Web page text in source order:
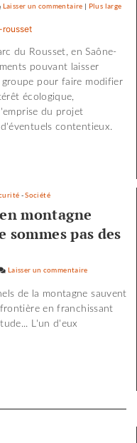
Laisser un commentaire on
et
les
scories
la
crue…
Plus large
du Rousset, en Saône-
pouvant laisser
pour faire modifier
écologique,
du projet
contentieux.
-Société
montagne
sommes pas des
Laisser un commentaire
de la montagne sauvent
en franchissant
L'un d'eux